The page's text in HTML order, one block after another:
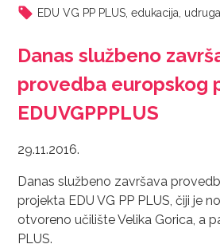
EDU VG PP PLUS ,edukacija udruga
Danas službeno
provedba europskog
EDUVGPPPLUS
29.11.2016.
Danas službeno završava
projekta EDU VG PP PLUS, čiji je
otvoreno učilište Velika Gorica, a
PLUS.